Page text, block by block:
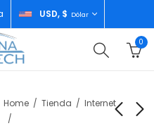
USD, $ Dólar
0
Home Tienda Internet